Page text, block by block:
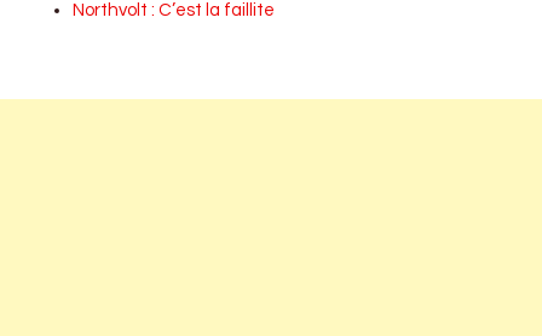
Northvolt : C’est la faillite